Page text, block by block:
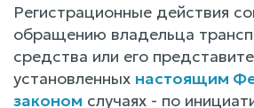
Регистрационные действия
обращению владельца
средства или его
установленных настоящим
законом случаях - по